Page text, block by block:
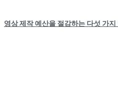
영상 제작 예산을 절감하는 다섯 가지